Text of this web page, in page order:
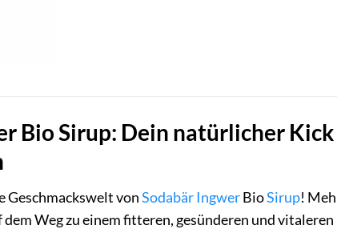
Bio Sirup: Dein natürlicher
Geschmackswelt vonSodabär IngwerBioSirup!
Weg zu einem fitteren, gesünderen und vitaleren